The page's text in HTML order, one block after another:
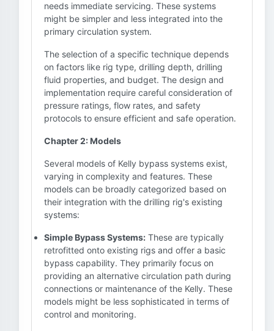
needs immediate servicing. These systems
might be simpler and less integrated into the
primary circulation system.
The selection of a specific technique depends
on factors like rig type, drilling depth, drilling
fluid properties, and budget. The design and
implementation require careful consideration of
pressure ratings, flow rates, and safety
protocols to ensure efficient and safe operation.
Chapter 2: Models
Several models of Kelly bypass systems exist,
varying in complexity and features. These
models can be broadly categorized based on
their integration with the drilling rig's existing
systems:
Simple Bypass Systems: These are typically
retrofitted onto existing rigs and offer a basic
bypass capability. They primarily focus on
providing an alternative circulation path during
connections or maintenance of the Kelly. These
models might be less sophisticated in terms of
control and monitoring.